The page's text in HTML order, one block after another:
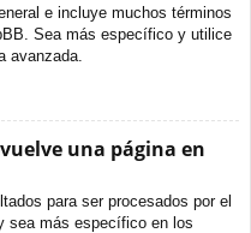
e incluye muchos términos
Sea más específico y utilice
avanzada.
una página en
para ser procesados por el
sea más específico en los